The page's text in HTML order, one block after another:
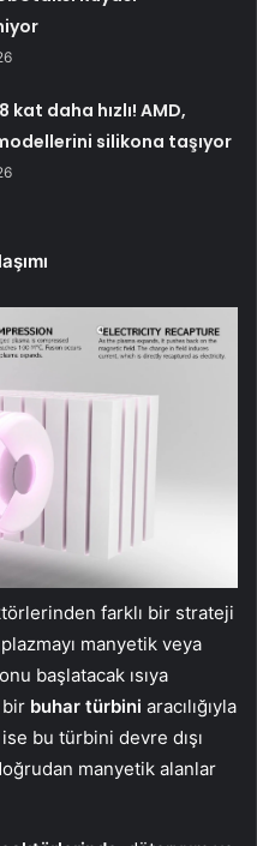
kat daha hızlı! AMD,
silikona taşıyor
farklı bir strateji
manyetik veya
başlatacak ısıya
bir buhar türbini aracılığıyla
bu türbini devre dışı
manyetik alanlar